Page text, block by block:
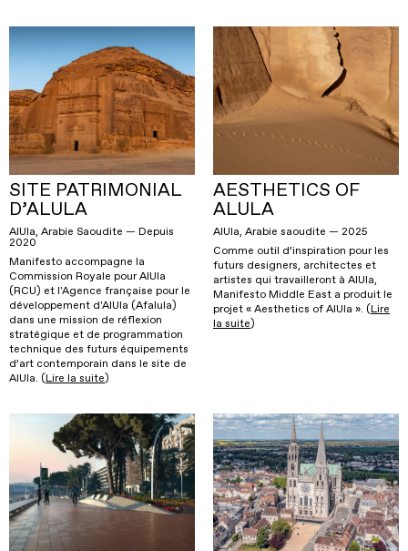
SITE PATRIMONIAL
D’ALULA
AlUla, Arabie Saoudite — Depuis
2020
Manifesto accompagne la
Commission Royale pour AlUla
(RCU) et l'Agence française pour le
développement d'AlUla (Afalula)
dans une mission de réflexion
stratégique et de programmation
technique des futurs équipements
d’art contemporain dans le site de
AlUla. (Lire la suite)
AESTHETICS OF
ALULA
AlUla, Arabie saoudite — 2025
Comme outil d’inspiration pour les
futurs designers, architectes et
artistes qui travailleront à AlUla,
Manifesto Middle East a produit le
projet « Aesthetics of AlUla ». (Lire
la suite)